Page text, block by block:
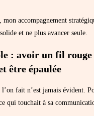
, mon accompagnement
et ne plus avancer seule.
: avoir un fil rouge
être épaulée
fait n’est jamais évident.
qui touchait à sa